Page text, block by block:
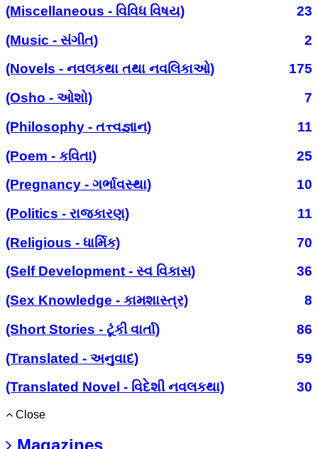
(Miscellaneous - વિવિધ વિષય)
23
(Music - સંગીત)
2
(Novels - નવલકથા તથા નવલિકાઓ)
175
(Osho - ઓશો)
7
(Philosophy - તત્ત્વજ્ઞાન)
11
(Poem - કવિતા)
25
(Pregnancy - ગર્ભાવસ્થા)
10
(Politics - રાજકારણ)
11
(Religious - ધાર્મિક)
70
(Self Development - સ્વ વિકાસ)
36
(Sex Knowledge - કામશાસ્ત્ર)
8
(Short Stories - ટૂંકી વાર્તા)
86
(Translated - અનુવાદ)
59
(Translated Novel - વિદેશી નવલકથા)
30
Close
Magazines